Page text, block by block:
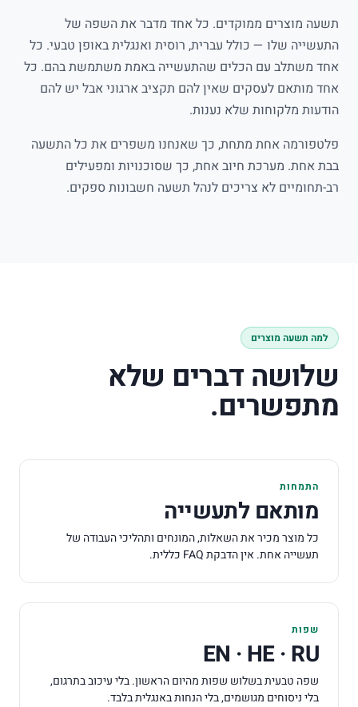
תשעה מוצרים ממוקדים. כל אחד מדבר את השפה של
התעשייה שלו — כולל עברית, רוסית ואנגלית באופן טבעי. כל
אחד משתלב עם הכלים שהתעשייה באמת משתמשת בהם. כל
אחד מותאם לעסקים שאין להם תקציב ארגוני אבל יש להם
הודעות מלקוחות שלא נענות.
פלטפורמה אחת מתחת, כך שאנחנו משפרים את כל התשעה
בבת אחת. מערכת חיוב אחת, כך שסוכנויות ומפעילים
רב-תחומיים לא צריכים לנהל תשעה חשבונות ספקים.
למה תשעה מוצרים
שלושה דברים שלא
מתפשרים.
התמחות
מותאם לתעשייה
כל מוצר מכיר את השאלות, המונחים ותהליכי העבודה של
תעשייה אחת. אין הדבקתFAQ כללית.
שפות
EN · HE · RU
שפה טבעית בשלוש שפות מהיום הראשון. בלי עיכוב בתרגום,
בלי ניסוחים מגושמים, בלי הנחות באנגלית בלבד.